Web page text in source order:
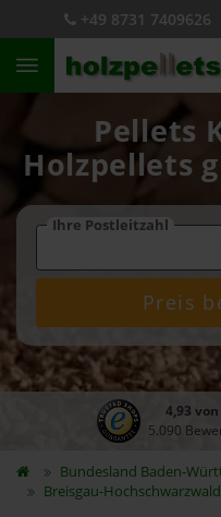
+49 8731 7409626
Pellets
Holzpellets
Ihre Postleitzahl
Preis
4,93 von
5.090
Bundesland Baden-
Breisgau-Hochschwarzwald